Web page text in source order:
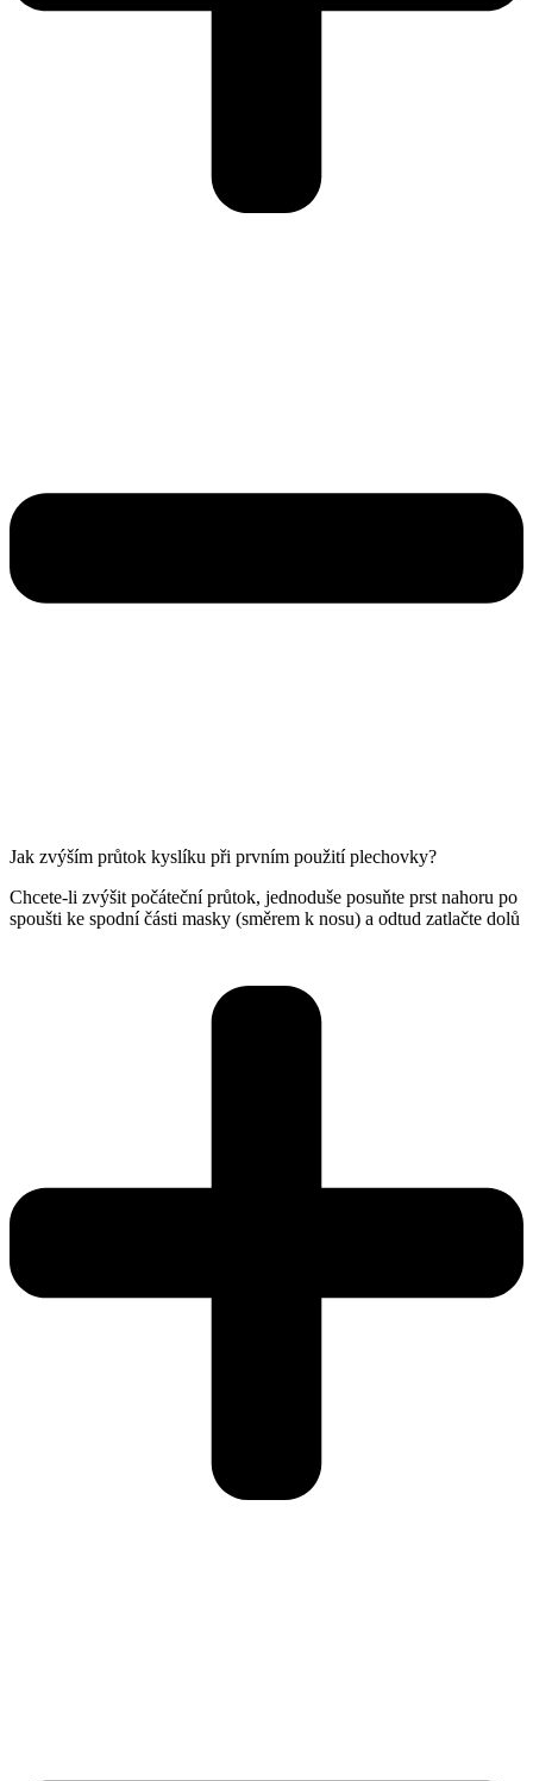
Jak zvýším průtok kyslíku při prvním použití plechovky?
Chcete-li zvýšit počáteční průtok, jednoduše posuňte prst nahoru po
spoušti ke spodní části masky (směrem k nosu) a odtud zatlačte dolů